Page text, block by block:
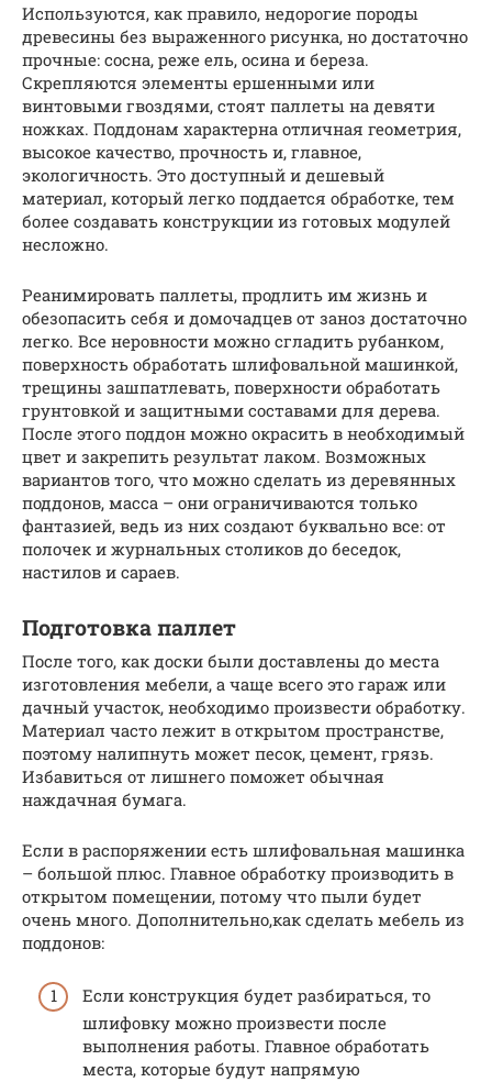
Используются, как правило, недорогие породы
древесины без выраженного рисунка, но достаточно
прочные: сосна, реже ель, осина и береза.
Скрепляются элементы ершенными или
винтовыми гвоздями, стоят паллеты на девяти
ножках. Поддонам характерна отличная геометрия,
высокое качество, прочность и, главное,
экологичность. Это доступный и дешевый
материал, который легко поддается обработке, тем
более создавать конструкции из готовых модулей
несложно.
Реанимировать паллеты, продлить им жизнь и
обезопасить себя и домочадцев от заноз достаточно
легко. Все неровности можно сгладить рубанком,
поверхность обработать шлифовальной машинкой,
трещины зашпатлевать, поверхности обработать
грунтовкой и защитными составами для дерева.
После этого поддон можно окрасить в необходимый
цвет и закрепить результат лаком. Возможных
вариантов того, что можно сделать из деревянных
поддонов, масса – они ограничиваются только
фантазией, ведь из них создают буквально все: от
полочек и журнальных столиков до беседок,
настилов и сараев.
Подготовка паллет
После того, как доски были доставлены до места
изготовления мебели, а чаще всего это гараж или
дачный участок, необходимо произвести обработку.
Материал часто лежит в открытом пространстве,
поэтому налипнуть может песок, цемент, грязь.
Избавиться от лишнего поможет обычная
наждачная бумага.
Если в распоряжении есть шлифовальная машинка
– большой плюс. Главное обработку производить в
открытом помещении, потому что пыли будет
очень много. Дополнительно,как сделать мебель из
поддонов:
Если конструкция будет разбираться, то
шлифовку можно произвести после
выполнения работы. Главное обработать
места, которые будут напрямую